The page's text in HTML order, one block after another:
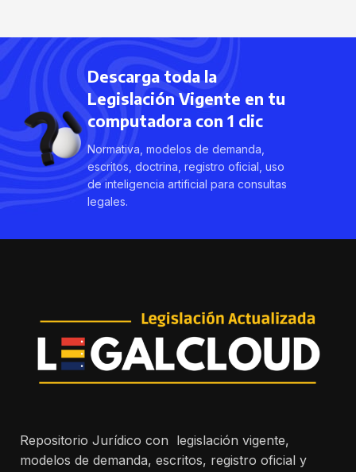
Descarga toda la
Legislación Vigente en tu
computadora con 1 clic
Normativa, modelos de demanda,
escritos, doctrina, registro oficial, uso
de inteligencia artificial para consultas
legales.
Repositorio Jurídico con legislación vigente,
modelos de demanda, escritos, registro oficial y